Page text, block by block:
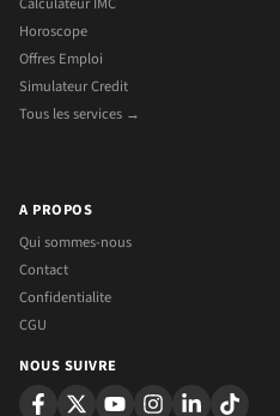
Horoscope
Offres Emploi
Simulateur Credit
Tous les services →
A PROPOS
Qui sommes-nous
Contact
Confidentialite
CGU
NOUS SUIVRE